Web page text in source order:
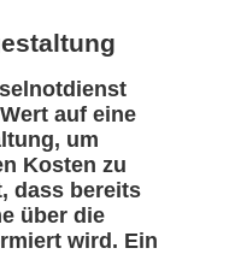
auf eine
um
Kosten zu
dass bereits
über die
wird. Ein